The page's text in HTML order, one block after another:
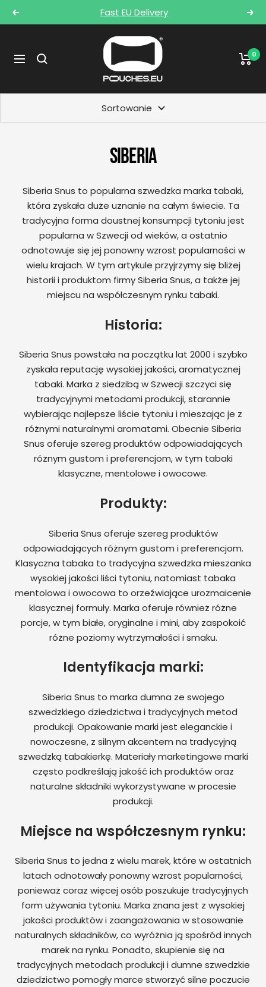
Przejdź
doPoprzednie Fast EU Delivery
Nawigacja
POUCHES.EU
0
Sortowanie
SIBERIA
Siberia Snus to popularna szwedzka marka tabaki,
która zyskała duże uznanie na całym świecie. Ta
tradycyjna forma doustnej konsumpcji tytoniu jest
popularna w Szwecji od wieków, a ostatnio
odnotowuje się jej ponowny wzrost popularności w
wielu krajach. W tym artykule przyjrzymy się bliżej
historii i produktom firmy Siberia Snus, a także jej
miejscu na współczesnym rynku tabaki.
Historia:
Siberia Snus powstała na początku lat 2000 i szybko
zyskała reputację wysokiej jakości, aromatycznej
tabaki. Marka z siedzibą w Szwecji szczyci się
tradycyjnymi metodami produkcji, starannie
wybierając najlepsze liście tytoniu i mieszając je z
różnymi naturalnymi aromatami. Obecnie Siberia
Snus oferuje szereg produktów odpowiadających
różnym gustom i preferencjom, w tym tabaki
klasyczne, mentolowe i owocowe.
Produkty:
Siberia Snus oferuje szereg produktów
odpowiadających różnym gustom i preferencjom.
Klasyczna tabaka to tradycyjna szwedzka mieszanka
wysokiej jakości liści tytoniu, natomiast tabaka
mentolowa i owocowa to orzeźwiające urozmaicenie
klasycznej formuły. Marka oferuje również różne
porcje, w tym białe, oryginalne i mini, aby zaspokoić
różne poziomy wytrzymałości i smaku.
Identyfikacja marki:
Siberia Snus to marka dumna ze swojego
szwedzkiego dziedzictwa i tradycyjnych metod
produkcji. Opakowanie marki jest eleganckie i
nowoczesne, z silnym akcentem na tradycyjną
szwedzką tabakierkę. Materiały marketingowe marki
często podkreślają jakość ich produktów oraz
naturalne składniki wykorzystywane w procesie
produkcji.
Miejsce na współczesnym rynku:
Siberia Snus to jedna z wielu marek, które w ostatnich
latach odnotowały ponowny wzrost popularności,
ponieważ coraz więcej osób poszukuje tradycyjnych
form używania tytoniu. Marka znana jest z wysokiej
jakości produktów i zaangażowania w stosowanie
naturalnych składników, co wyróżnia ją spośród innych
marek na rynku. Ponadto, skupienie się na
tradycyjnych metodach produkcji i dumne szwedzkie
dziedzictwo pomogły marce stworzyć silne poczucie